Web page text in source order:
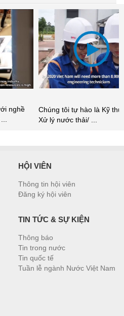
Chúng tôi tự hào là Kỹ thuật viên
Xử lý nước thải/ ...
HỘI VIÊN
Thông tin hội viên
Đăng ký hội viên
TIN TỨC & SỰ KIỆN
Thông báo
Tin trong nước
Tin quốc tế
Tuần lễ ngành Nước Việt Nam